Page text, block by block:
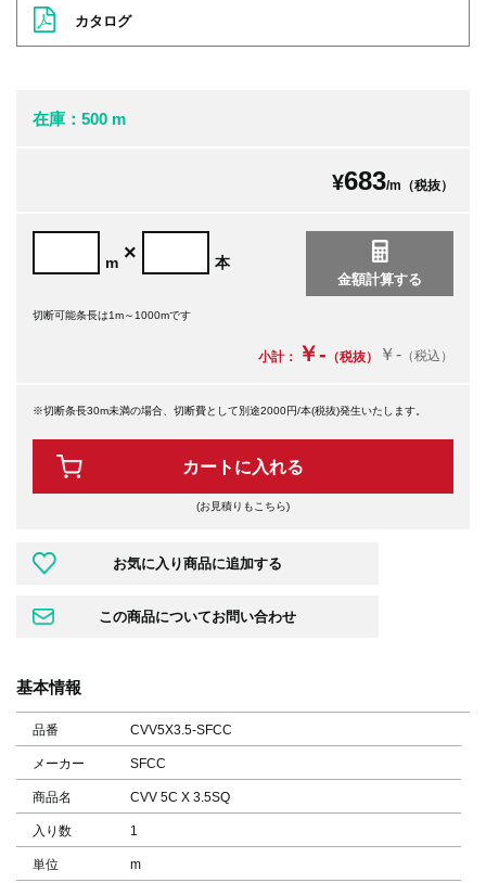
カタログ
在庫：500 m
¥683/m（税抜）
m × 本
切断可能条長は1m～1000mです
小計： ￥- （税抜） ￥- （税込）
※切断条長30m未満の場合、切断費として別途2000円/本(税抜)発生いたします。
カートに入れる
(お見積りもこちら)
基本情報
品番 CVV5X3.5-SFCC
メーカー SFCC
商品名 CVV 5C X 3.5SQ
入り数 1
単位 m